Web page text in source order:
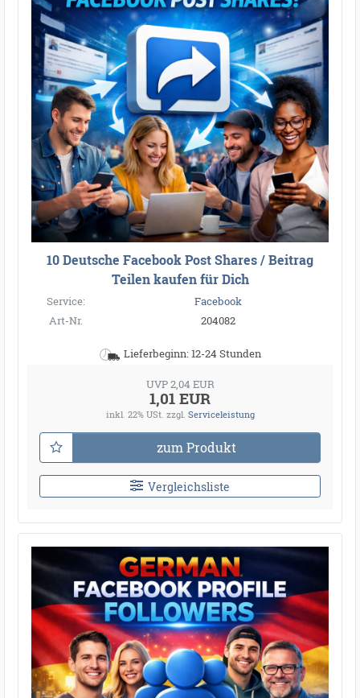
10 Deutsche Facebook Post Shares / Beitrag
Teilen kaufen für Dich
Service:
Facebook
Art-Nr.
204082
Lieferbeginn: 12-24 Stunden
UVP 2,04 EUR
1,01 EUR
inkl. 22% USt. zzgl. Serviceleistung
zum Produkt
Vergleichsliste